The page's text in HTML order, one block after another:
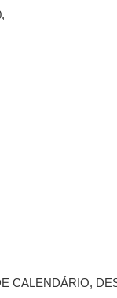
CALENDÁRIO,